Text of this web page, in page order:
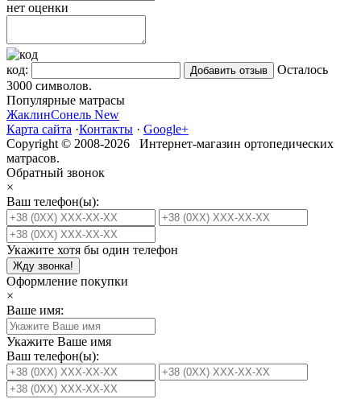
нет оценки
код:
Осталось
3000 символов.
Популярные матрасы
ЖаклинСонель New
Карта сайта ·Контакты · Google+
Copyright © 2008-2026 Интернет-магазин ортопедических
матрасов.
Обратный звонок
×
Ваш телефон(ы):
Укажите хотя бы один телефон
Жду звонка!
Оформление покупки
×
Ваше имя:
Укажите Ваше имя
Ваш телефон(ы):